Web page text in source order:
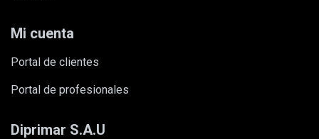
Mi cuenta
Portal de clientes
Portal de profesionales
Diprimar S.A.U